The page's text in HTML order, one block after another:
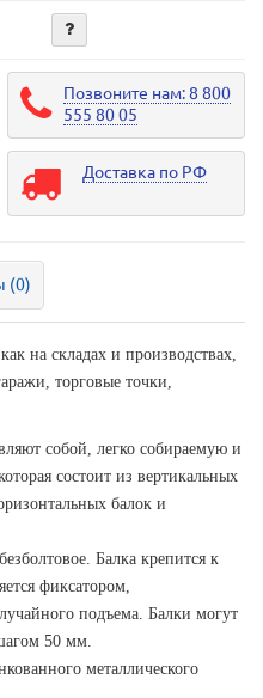
Позвоните нам: 8 800
555 80 05
Доставка по РФ
(0)
на складах и производствах,
торговые точки,
собой, легко собираемую и
состоит из вертикальных
балок и
Балка крепится к
фиксатором,
подъема. Балки могут
50 мм.
металлического